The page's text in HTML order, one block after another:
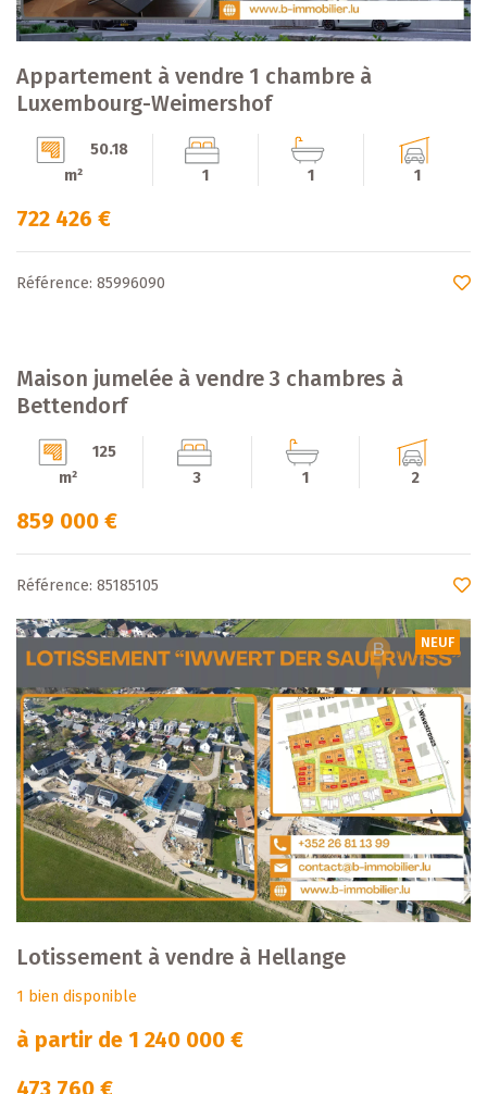
Appartement à vendre 1 chambre à
Luxembourg-Weimershof
50.18
m²
1 1 1
722 426 €
Référence: 85996090
Maison jumelée à vendre 3 chambres à
Bettendorf
125
m²
3 1 2
859 000 €
Référence: 85185105
NEUF
Lotissement à vendre à Hellange
1 bien disponible
à partir de 1 240 000 €
473 760 €